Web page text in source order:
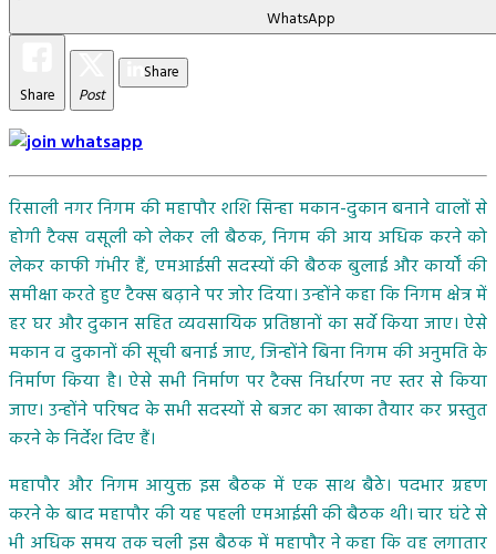
WhatsApp
Share Post
Share
रिसाली नगर निगम की महापौर शशि सिन्हा मकान-दुकान बनाने वालों से
होगी टैक्स वसूली को लेकर ली बैठक, निगम की आय अधिक करने को
लेकर काफी गंभीर हैं, एमआईसी सदस्यों की बैठक बुलाई और कार्यों की
समीक्षा करते हुए टैक्स बढ़ाने पर जोर दिया। उन्होंने कहा कि निगम क्षेत्र में
हर घर और दुकान सहित व्यवसायिक प्रतिष्ठानों का सर्वे किया जाए। ऐसे
मकान व दुकानों की सूची बनाई जाए, जिन्होंने बिना निगम की अनुमति के
निर्माण किया है। ऐसे सभी निर्माण पर टैक्स निर्धारण नए स्तर से किया
जाए। उन्होंने परिषद के सभी सदस्यों से बजट का खाका तैयार कर प्रस्तुत
करने के निर्देश दिए हैं।
महापौर और निगम आयुक्त इस बैठक में एक साथ बैठे। पदभार ग्रहण
करने के बाद महापौर की यह पहली एमआईसी की बैठक थी। चार घंटे से
भी अधिक समय तक चली इस बैठक में महापौर ने कहा कि वह लगातार